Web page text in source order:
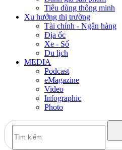
Tiêu dùng thông minh
Xu hướng thị trường
Tài chính - Ngân hàng
Địa ốc
Xe - Số
Du lịch
MEDIA
Podcast
eMagazine
Video
Infographic
Photo